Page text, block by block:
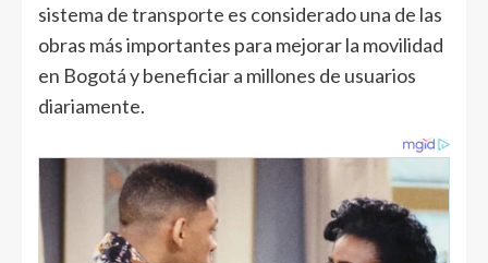
sistema de transporte es considerado una de las
obras más importantes para mejorar la movilidad
en Bogotá y beneficiar a millones de usuarios
diariamente.